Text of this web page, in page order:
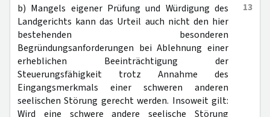
13
b) Mangels eigener Prüfung und Würdigung des
Landgerichts kann das Urteil auch nicht den hier
bestehenden besonderen
Begründungsanforderungen bei Ablehnung einer
erheblichen Beeinträchtigung der
Steuerungsfähigkeit trotz Annahme des
Eingangsmerkmals einer schweren anderen
seelischen Störung gerecht werden. Insoweit gilt:
Wird eine schwere andere seelische Störung